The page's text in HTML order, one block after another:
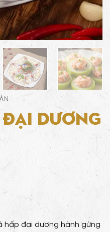
dương
hấp đại dương hành gừng